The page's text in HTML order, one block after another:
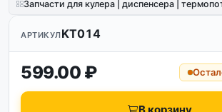
Запчасти для кулера | диспенсера |
АРТИКУЛKT014
599.00 ₽